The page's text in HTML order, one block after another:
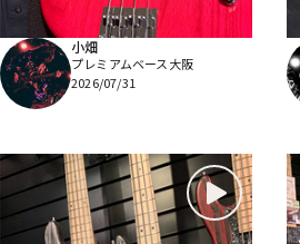
小畑
プレミアムベース大阪
2026/07/31